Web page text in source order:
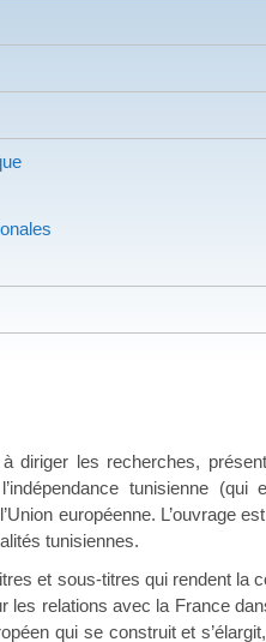
diriger les recherches,
tunisienne
européenne. L’ouvrage
tunisiennes.
et sous-titres qui rendent la
les relations avec la France
qui se construit et